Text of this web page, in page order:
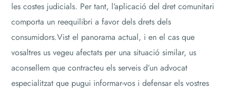
les costes judicials. Per tant, l’aplicació del dret comunitari
comporta un reequilibri a favor dels drets dels
consumidors.Vist el panorama actual, i en el cas que
vosaltres us vegeu afectats per una situació similar, us
aconsellem que contracteu els serveis d’un advocat
especialitzat que pugui informar-vos i defensar els vostres